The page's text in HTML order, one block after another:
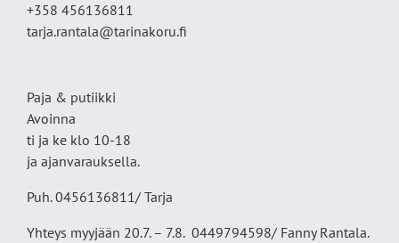
+358 456136811
tarja.rantala@tarinakoru.fi
Paja & putiikki
Avoinna
ti ja ke klo 10-18
ja ajanvarauksella.
Puh. 0456136811/ Tarja
Yhteys myyjään 20.7. – 7.8. 0449794598/ Fanny Rantala.